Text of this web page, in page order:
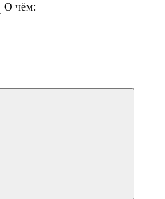
О чём: